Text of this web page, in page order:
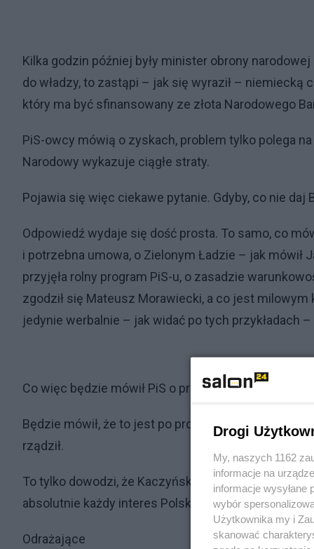
Kilka godzin później były minister obrony
do władzy, to zastąpi – jak się wyraził – niemiecką
który ma być sfinansowany ze złota Narodowego
PiS-owcy mówią o zyskach, problem tylko polega
Narodowy wykazuje ciągłe straty.
Pojawia się więc ciekawe pytanie. Gdyby, co nie daj
Odpowiedź wydaje się dość prosta. To samo, co
i potrzebna umowa, o Zielonym Ładzie – jak
przyjęła rolny program PiS-u, o zasadzie
zgodził się Mateusz Morawiecki, a co jest
jedynie werbalnie – jak widać po tych przykładach
Co więc będzie mówił PiS o programie SAFE, gdyby,
Będzie mówił, że to jest po prostu wspaniały
rządził.
To tylko dowodzi, że Kaczyński i jego partia są w
absolutnie każdy interes Polski na rzecz interesu
Odrażające
Drogi
My, naszych 1162
informacje na
informacje wysyłane
wybór
Użytkownika my i
skanować